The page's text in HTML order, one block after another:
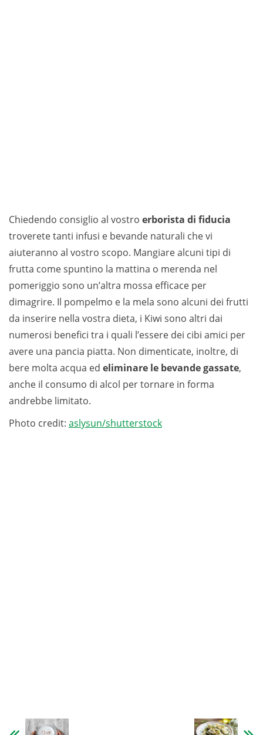
Chiedendo consiglio al vostro erborista di fiducia
troverete tanti infusi e bevande naturali che vi
aiuteranno al vostro scopo. Mangiare alcuni tipi di
frutta come spuntino la mattina o merenda nel
pomeriggio sono un’altra mossa efficace per
dimagrire. Il pompelmo e la mela sono alcuni dei frutti
da inserire nella vostra dieta, i Kiwi sono altri dai
numerosi benefici tra i quali l’essere dei cibi amici per
avere una pancia piatta. Non dimenticate, inoltre, di
bere molta acqua ed eliminare le bevande gassate,
anche il consumo di alcol per tornare in forma
andrebbe limitato.
Photo credit: aslysun/shutterstock